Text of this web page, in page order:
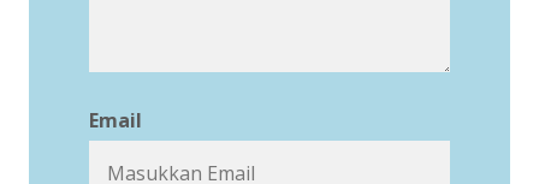
Email